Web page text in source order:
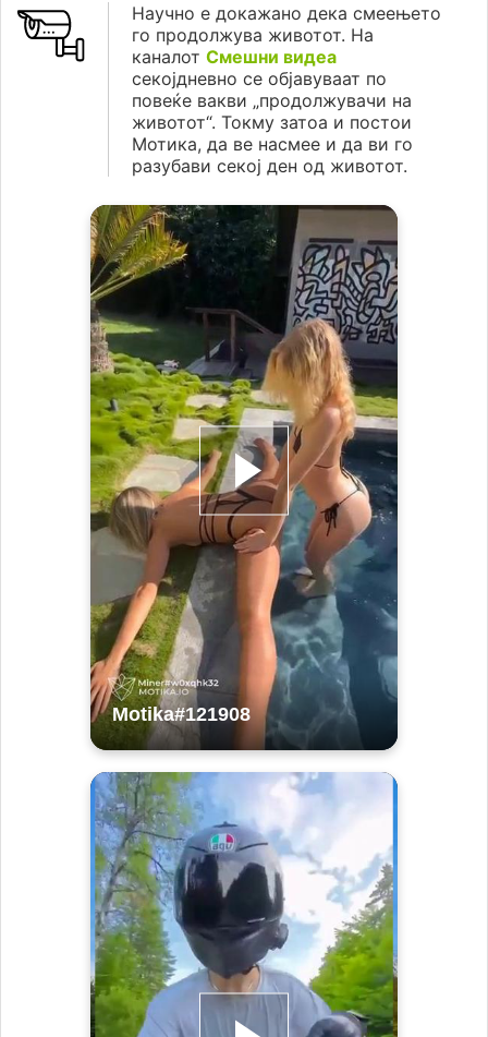
Научно е докажано дека смеењето
го продолжува животот. На
каналот Смешни видеа
секојдневно се објавуваат по
повеќе вакви „продолжувачи на
животот“. Токму затоа и постои
Мотика, да ве насмее и да ви го
разубави секој ден од животот.